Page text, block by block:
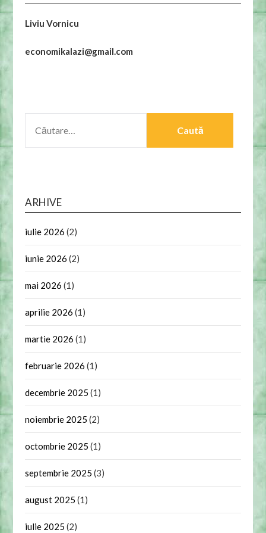
Liviu Vornicu
economikalazi@gmail.com
DUPĂ:
ARHIVE
iulie 2026 (2)
iunie 2026 (2)
mai 2026 (1)
aprilie 2026 (1)
martie 2026 (1)
februarie 2026 (1)
decembrie 2025 (1)
noiembrie 2025 (2)
octombrie 2025 (1)
septembrie 2025 (3)
august 2025 (1)
iulie 2025 (2)